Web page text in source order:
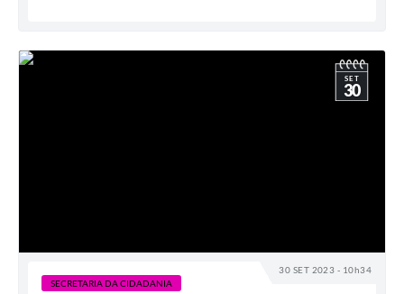
30 SET 2023 - 10h34
SET
30
SECRETARIA DA CIDADANIA